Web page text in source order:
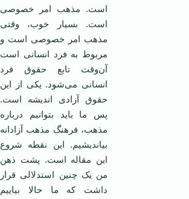
است. مذهب امر خصوصی
است. بسیار خوب، وقتی
مذهب امر خصوصی است و
مربوط به فرد انسانی است
آن‌وقت تابع حقوق فرد
انسانی می‌شود. یکی از این
حقوق آزادی اندیشه است.
پس ما باید بتوانیم درباره
مذهب، فرهنگ مذهب آزادانه
بیاندیشیم. این نقطه شروع
این مقاله است. پشت ذهن
من یک چنین استدلالی قرار
داشت که ما حالا بیاییم